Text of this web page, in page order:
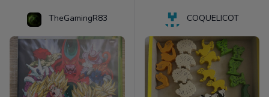
TheGamingR83 COQUELICOT